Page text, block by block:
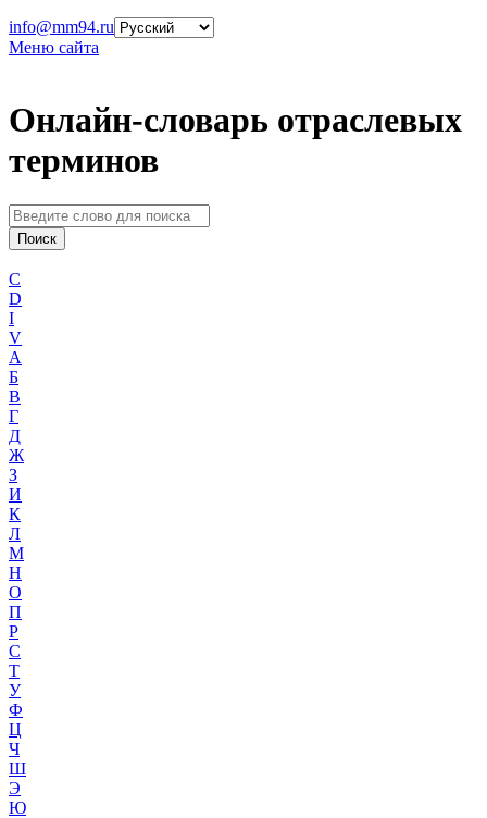
info@mm94.ru
Меню сайта
Онлайн-словарь отраслевых
терминов
C
D
I
V
А
Б
В
Г
Д
Ж
З
И
К
Л
М
Н
О
П
Р
С
Т
У
Ф
Ц
Ч
Ш
Э
Ю